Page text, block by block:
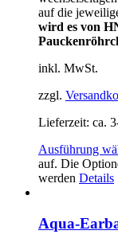
auf die
wird es von
inkl. MwSt.
zzgl.
Lieferzeit: ca.
Ausführung
auf. Die
werden Details
Aqua-